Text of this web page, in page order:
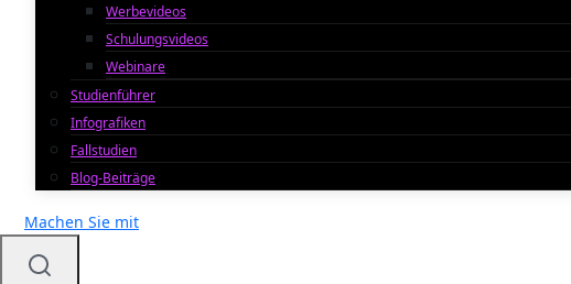
Werbevideos
Schulungsvideos
Webinare
Studienführer
Infografiken
Fallstudien
Blog-Beiträge
Machen Sie mit